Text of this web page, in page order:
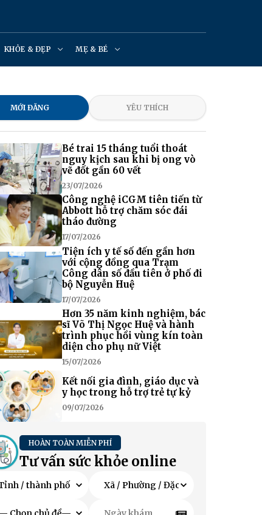
KHỎE & ĐẸP MẸ & BÉ
MỚI ĐĂNG YÊU THÍCH
Bé trai 15 tháng tuổi thoát
nguy kịch sau khi bị ong vò
vẽ đốt gần 60 vết
23/07/2026
Công nghệ iCGM tiên tiến từ
Abbott hỗ trợ chăm sóc đái
tháo đường
17/07/2026
Tiện ích y tế số đến gần hơn
với cộng đồng qua Trạm
Công dân số đầu tiên ở phố đi
bộ Nguyễn Huệ
17/07/2026
Hơn 35 năm kinh nghiệm, bác
sĩ Võ Thị Ngọc Huệ và hành
trình phục hồi vùng kín toàn
diện cho phụ nữ Việt
15/07/2026
Kết nối gia đình, giáo dục và
y học trong hỗ trợ trẻ tự kỷ
09/07/2026
HOÀN TOÀN MIỄN PHÍ
Tư vấn sức khỏe online